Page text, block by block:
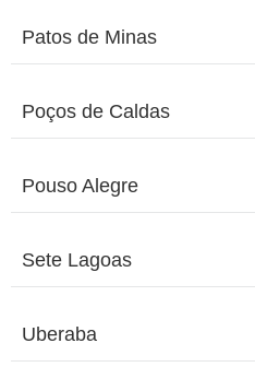
Patos de Minas
Poços de Caldas
Pouso Alegre
Sete Lagoas
Uberaba